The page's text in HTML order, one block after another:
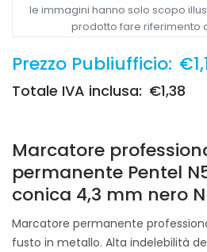
le immagini hanno solo scopo
prodotto fare riferimento
Prezzo Publiufficio:
Totale IVA inclusa: €1,38
Marcatore
permanente Pentel
conica 4,3 mm nero
Marcatore permanente
fusto in metallo. Alta indelebilità